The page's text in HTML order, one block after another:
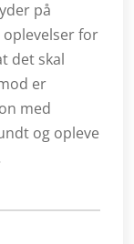
på
for
det skal
er
med
og opleve